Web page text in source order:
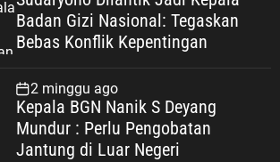
Badan Gizi Nasional: Tegaskan
Bebas Konflik Kepentingan
2 minggu ago
Kepala BGN Nanik S Deyang
Mundur : Perlu Pengobatan
Jantung di Luar Negeri